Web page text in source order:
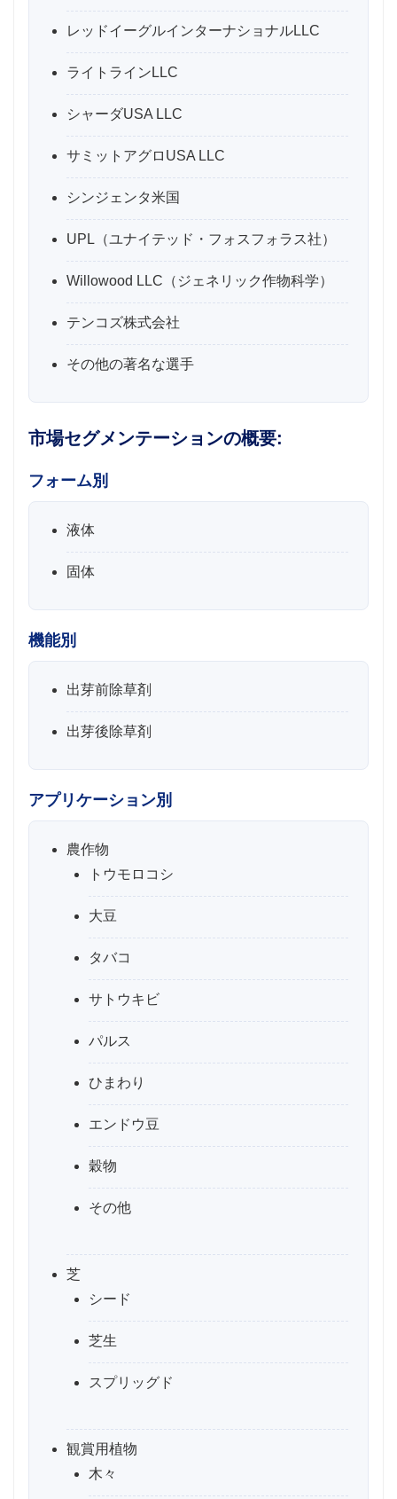
レッドイーグルインターナショナルLLC
ライトラインLLC
シャーダUSA LLC
サミットアグロUSA LLC
シンジェンタ米国
UPL（ユナイテッド・フォスフォラス社）
Willowood LLC（ジェネリック作物科学）
テンコズ株式会社
その他の著名な選手
市場セグメンテーションの概要:
フォーム別
液体
固体
機能別
出芽前除草剤
出芽後除草剤
アプリケーション別
農作物
トウモロコシ
大豆
タバコ
サトウキビ
パルス
ひまわり
エンドウ豆
穀物
その他
芝
シード
芝生
スプリッグド
観賞用植物
木々